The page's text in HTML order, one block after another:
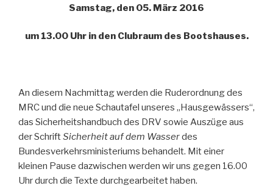
Samstag, den 05. März 2016
um 13.00 Uhr in den Clubraum des Bootshauses.
An diesem Nachmittag werden die Ruderordnung des
MRC und die neue Schautafel unseres „Hausgewässers“,
das Sicherheitshandbuch des DRV sowie Auszüge aus
der SchriftSicherheit auf dem Wasserdes
Bundesverkehrsministeriums behandelt. Mit einer
kleinen Pause dazwischen werden wir uns gegen 16.00
Uhr durch die Texte durchgearbeitet haben.